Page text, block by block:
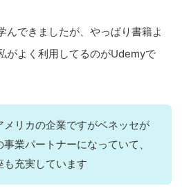
んできましたが、やっぱり書籍よ
がよく利用してるのがUdemyで
メリカの企業ですがベネッセが
事業パートナーになっていて、
も充実しています